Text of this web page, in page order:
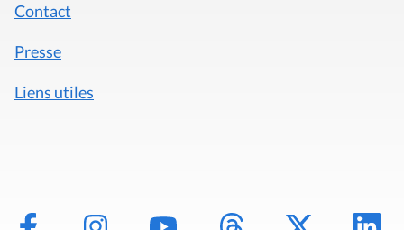
Contact
Presse
Liens utiles